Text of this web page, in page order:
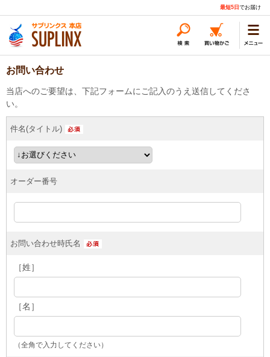
最短5日 でお届け
お問い合わせ
当店へのご要望は、下記フォームにご記入のうえ送信してくださ
い。
件名(タイトル)
オーダー番号
お問い合わせ時氏名
［姓］
［名］
（全角で入力してください）